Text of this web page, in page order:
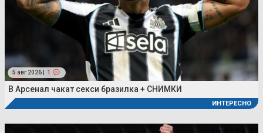
5 авг 2026 | 1
В Арсенал чакат секси бразилка + СНИМКИ
ИНТЕРЕСНО